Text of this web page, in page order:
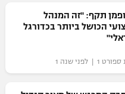
תקף: "זה המנהל
הכושל ביותר בכדורגל
1 | לפני שנה 1